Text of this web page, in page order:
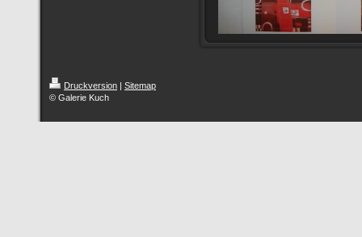
Druckversion | Sitemap
© Galerie Kuch